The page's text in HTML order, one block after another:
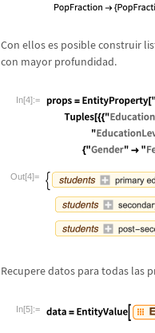
Con ellos es posible construir
con mayor profundidad.
In[4]:=
Out[4]=
Recupere datos para todas las
In[5]:=